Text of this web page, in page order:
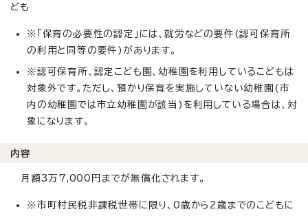
ども
※「保育の必要性の認定」には、就労などの要件(認可保育所
の利用と同等の要件)があります。
※認可保育所、認定こども園、幼稚園を利用しているこどもは
対象外です。ただし、預かり保育を実施していない幼稚園(市
内の幼稚園では市立幼稚園が該当)を利用している場合は、対
象になります。
内容
月額3万7,000円までが無償化されます。
※市町村民税非課税世帯に限り、0歳から2歳までのこどもに